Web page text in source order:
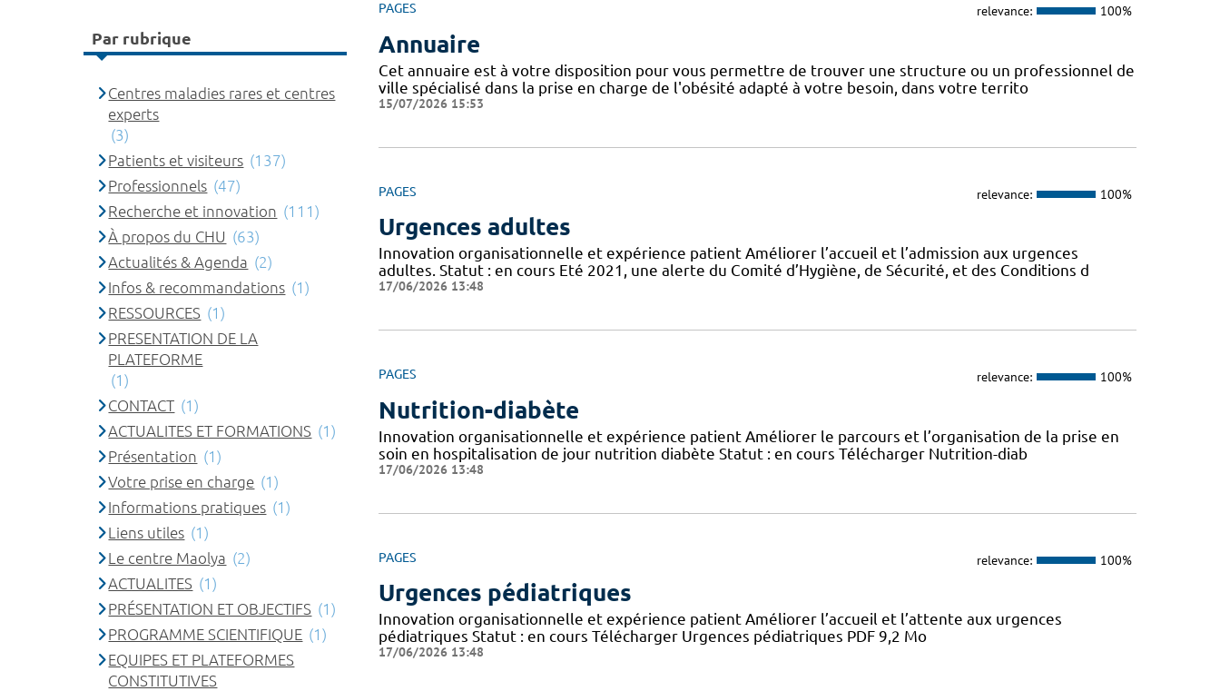
PAGES relevance: 100%
Annuaire
Cet annuaire est à votre disposition pour vous permettre de trouver une structure ou un professionnel de
ville spécialisé dans la prise en charge de l'obésité adapté à votre besoin, dans votre territo
15/07/2026 15:53
PAGES relevance: 100%
Urgences adultes
Innovation organisationnelle et expérience patient Améliorer l’accueil et l’admission aux urgences
adultes. Statut : en cours Eté 2021, une alerte du Comité d’Hygiène, de Sécurité, et des Conditions d
17/06/2026 13:48
PAGES relevance: 100%
Nutrition-diabète
Innovation organisationnelle et expérience patient Améliorer le parcours et l’organisation de la prise en
soin en hospitalisation de jour nutrition diabète Statut : en cours Télécharger Nutrition-diab
17/06/2026 13:48
PAGES relevance: 100%
Urgences pédiatriques
Innovation organisationnelle et expérience patient Améliorer l’accueil et l’attente aux urgences
pédiatriques Statut : en cours Télécharger Urgences pédiatriques PDF 9,2 Mo
17/06/2026 13:48
Par rubrique
Centres maladies rares et centres
experts
(3)
Patients et visiteurs (137)
Professionnels (47)
Recherche et innovation (111)
À propos du CHU (63)
Actualités & Agenda (2)
Infos & recommandations (1)
RESSOURCES (1)
PRESENTATION DE LA
PLATEFORME
(1)
CONTACT (1)
ACTUALITES ET FORMATIONS (1)
Présentation (1)
Votre prise en charge (1)
Informations pratiques (1)
Liens utiles (1)
Le centre Maolya (2)
ACTUALITES (1)
PRÉSENTATION ET OBJECTIFS (1)
PROGRAMME SCIENTIFIQUE (1)
EQUIPES ET PLATEFORMES
CONSTITUTIVES